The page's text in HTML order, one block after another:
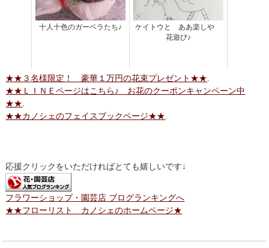
十人十色のガーベラたち♪
ケイトウと ああ楽しや
花遊び♪
★★３名様限定！ 豪華１万円の花束プレゼント★★.
★★ＬＩＮＥページはこちら♪ お花のクーポンキャンペーン中
★★.
★★カノシェのフェイスブックページ★★.
応援クリックをいただければとても嬉しいです↓
フラワーショップ・園芸店 ブログランキングへ
★★フローリスト カノシェのホームページ★